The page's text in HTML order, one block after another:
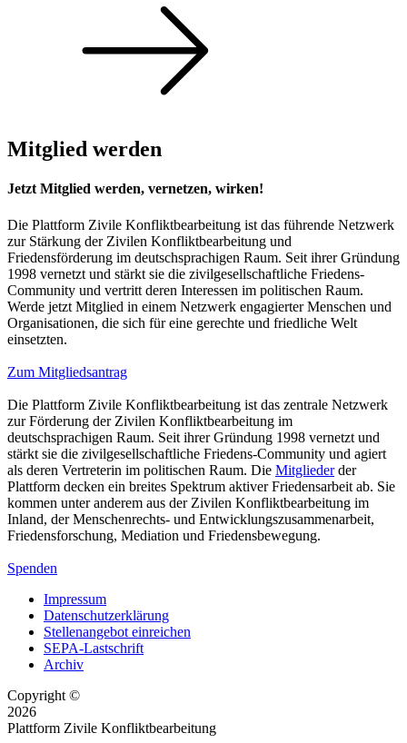
Mitglied werden
Jetzt Mitglied werden, vernetzen, wirken!
Die Plattform Zivile Konfliktbearbeitung ist das führende Netzwerk
zur Stärkung der Zivilen Konfliktbearbeitung und
Friedensförderung im deutschsprachigen Raum. Seit ihrer Gründung
1998 vernetzt und stärkt sie die zivilgesellschaftliche Friedens-
Community und vertritt deren Interessen im politischen Raum.
Werde jetzt Mitglied in einem Netzwerk engagierter Menschen und
Organisationen, die sich für eine gerechte und friedliche Welt
einsetzten.
Zum Mitgliedsantrag
Die Plattform Zivile Konfliktbearbeitung ist das zentrale Netzwerk
zur Förderung der Zivilen Konfliktbearbeitung im
deutschsprachigen Raum. Seit ihrer Gründung 1998 vernetzt und
stärkt sie die zivilgesellschaftliche Friedens-Community und agiert
als deren Vertreterin im politischen Raum. Die Mitgliederder
Plattform decken ein breites Spektrum aktiver Friedensarbeit ab. Sie
kommen unter anderem aus der Zivilen Konfliktbearbeitung im
Inland, der Menschenrechts- und Entwicklungszusammenarbeit,
Friedensforschung, Mediation und Friedensbewegung.
Spenden
Impressum
Datenschutzerklärung
Stellenangebot einreichen
SEPA-Lastschrift
Archiv
Copyright ©
2026
Plattform Zivile Konfliktbearbeitung